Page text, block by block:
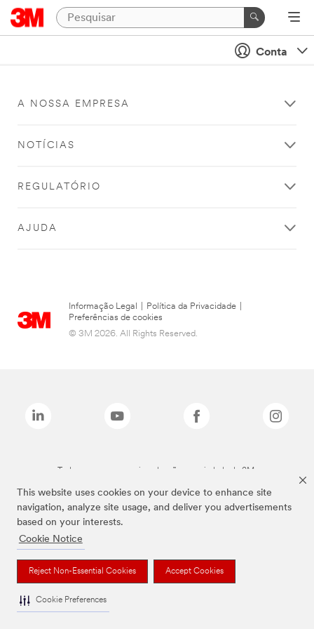
This website uses cookies on your device to enhance site
navigation, analyze site usage, and deliver you advertisements
based on your interests.
Cookie Notice
Reject Non-Essential Cookies Accept Cookies
Cookie Preferences
Conta
A NOSSA EMPRESA
NOTÍCIAS
REGULATÓRIO
AJUDA
Informação Legal Política da Privacidade
Preferências de cookies
© 3M 2026. All Rights Reserved.
Todas as marcas mencionadas são propriedade da 3M.